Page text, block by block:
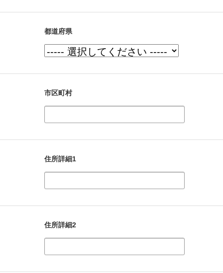
都道府県
市区町村
住所詳細1
住所詳細2